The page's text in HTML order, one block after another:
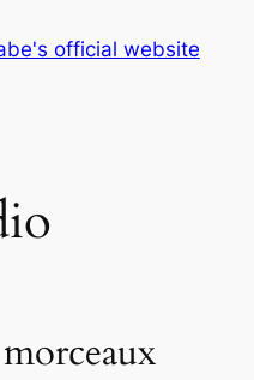
official website